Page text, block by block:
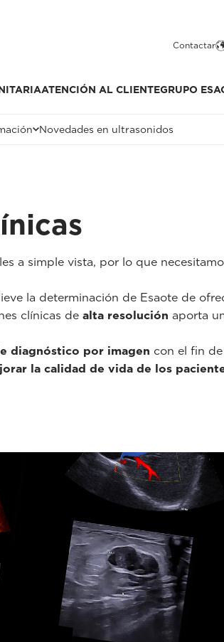
Contactar
ATENCIÓN AL CLIENTEGRUPO
Novedades en ultrasonidos
a simple vista, por lo que
la determinación de Esaote de
clínicas de alta resolución aporta
diagnóstico por imagen con el fin
la calidad de vida de los